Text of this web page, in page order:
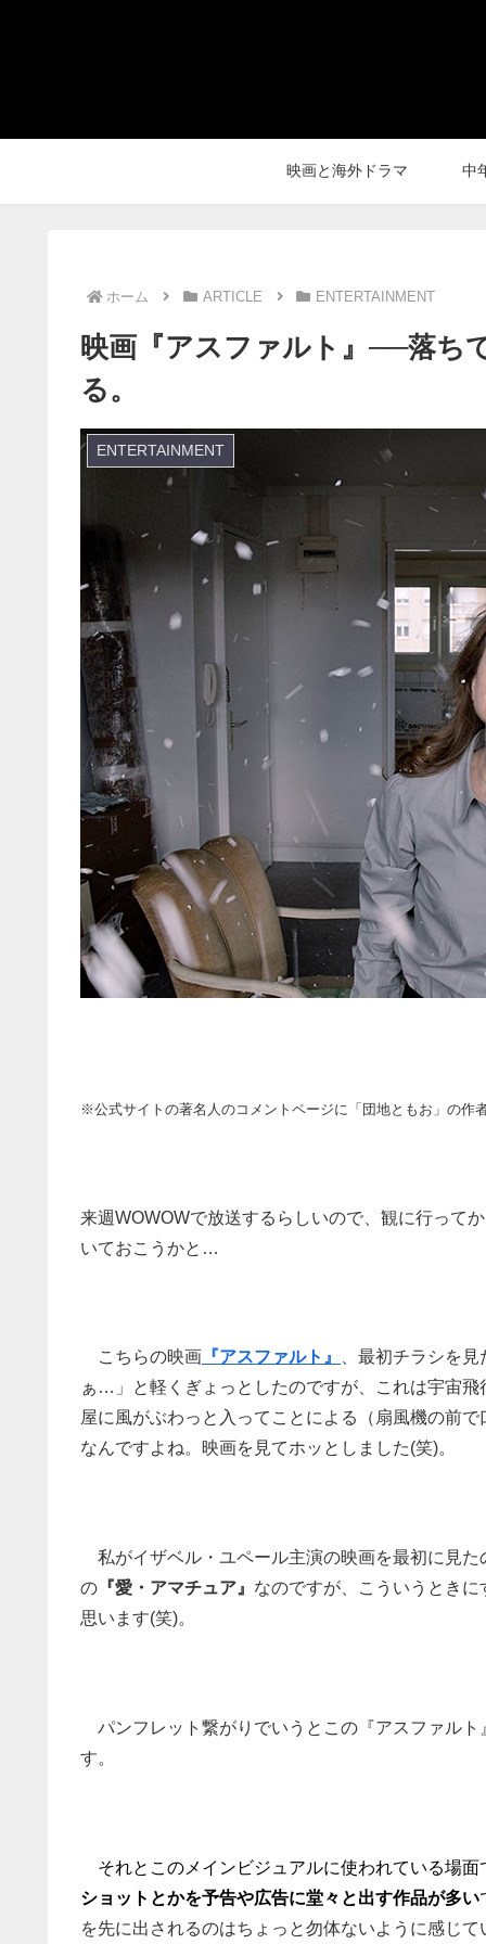
映画と海外ドラマ 中
ホーム ARTICLE ENTERTAINMENT
映画『アスファルト』──落ち
る。
ENTERTAINMENT
※公式サイトの著名人のコメントページに「団地ともお」の作
来週WOWOWで放送するらしいので、観に行って
いておこうかと…
こちらの映画 『アスファルト』
、最初チラシを
ぁ…」と軽くぎょっとしたのですが、これは宇宙
屋に風がぶわっと入ってことによる（扇風機の前
なんですよね。映画を見てホッとしました(笑)。
私がイザベル・ユペール主演の映画を最初に見た
の 『愛・アマチュア』 なのですが、こういうとき
思います(笑)。
パンフレット繋がりでいうとこの『アスファルト
す。
それとこのメインビジュアルに使われている場面
ショットとかを予告や広告に堂々と出す作品が多い
を先に出されるのはちょっと勿体ないように感じて